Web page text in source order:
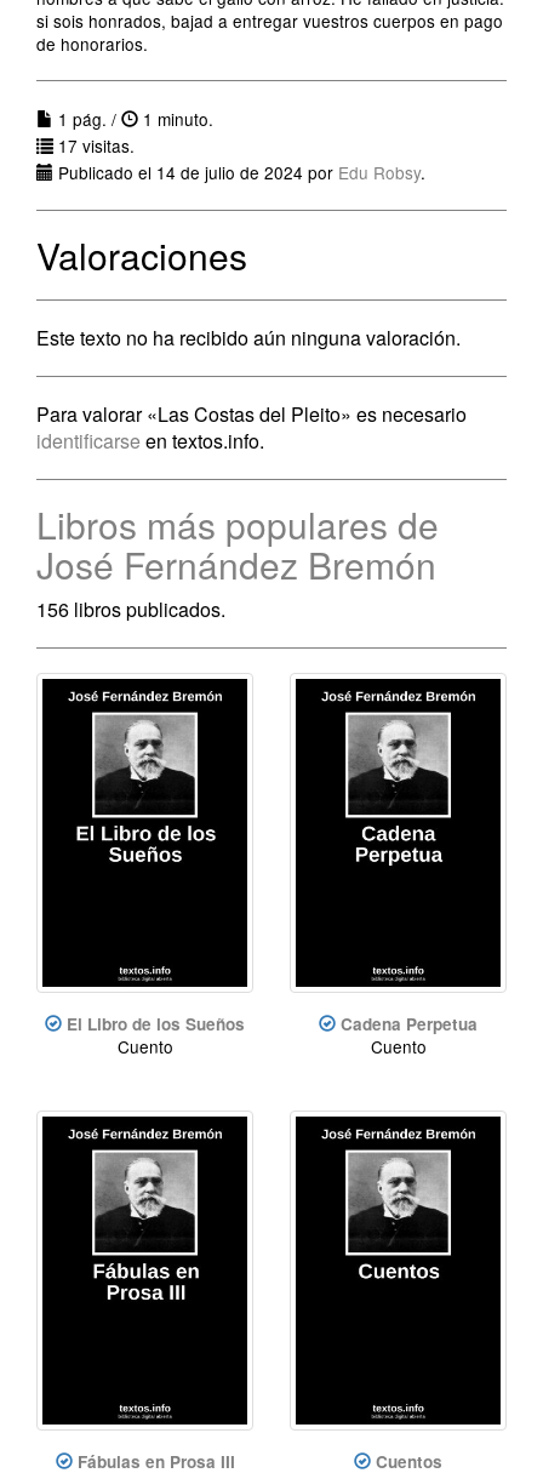
si sois honrados, bajad a entregar vuestros cuerpos en pago
de honorarios.
1 pág. /
1 minuto.
17 visitas.
Publicado el 14 de julio de 2024 por Edu Robsy.
Valoraciones
Este texto no ha recibido aún ninguna valoración.
Para valorar «Las Costas del Pleito» es necesario
identificarse en textos.info.
Libros más populares de
José Fernández Bremón
156 libros publicados.
El Libro de los Sueños
Cuento
Cadena Perpetua
Cuento
Fábulas en Prosa III Cuentos